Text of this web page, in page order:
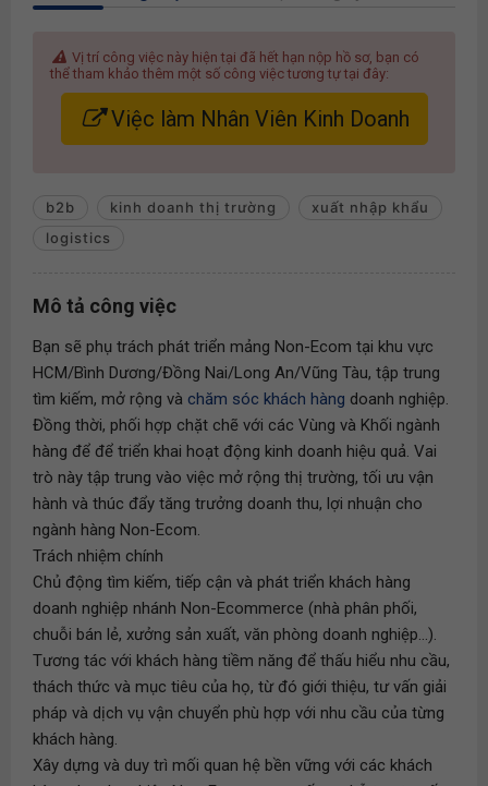
Vị trí công việc này hiện tại đã hết hạn nộp hồ sơ, bạn có
thể tham khảo thêm một số công việc tương tự tại đây:
Việc làm Nhân Viên Kinh Doanh
b2b kinh doanh thị trường
xuất nhập khẩu
logistics
Mô tả công việc
Bạn sẽ phụ trách phát triển mảng Non-Ecom tại khu vực
HCM/Bình Dương/Đồng Nai/Long An/Vũng Tàu, tập trung
tìm kiếm, mở rộng và chăm sóc khách hàng doanh nghiệp.
Đồng thời, phối hợp chặt chẽ với các Vùng và Khối ngành
hàng để để triển khai hoạt động kinh doanh hiệu quả. Vai
trò này tập trung vào việc mở rộng thị trường, tối ưu vận
hành và thúc đẩy tăng trưởng doanh thu, lợi nhuận cho
ngành hàng Non-Ecom.
Trách nhiệm chính
Chủ động tìm kiếm, tiếp cận và phát triển khách hàng
doanh nghiệp nhánh Non-Ecommerce (nhà phân phối,
chuỗi bán lẻ, xưởng sản xuất, văn phòng doanh nghiệp...).
Tương tác với khách hàng tiềm năng để thấu hiểu nhu cầu,
thách thức và mục tiêu của họ, từ đó giới thiệu, tư vấn giải
pháp và dịch vụ vận chuyển phù hợp với nhu cầu của từng
khách hàng.
Xây dựng và duy trì mối quan hệ bền vững với các khách